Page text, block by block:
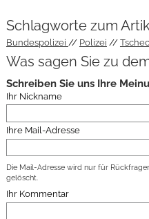
Schlagworte zum
Bundespolizei Polizei
Was sagen Sie zu
Schreiben Sie uns Ihre
Ihr Nickname
Ihre Mail-Adresse
Die Mail-Adresse wird nur für
gelöscht.
Ihr Kommentar